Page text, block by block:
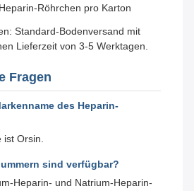
Röhrchen pro Karton
Standard-Bodenversand mit
Lieferzeit von 3-5 Werktagen.
Fragen
des Heparin-
ist Orsin.
sind verfügbar?
Heparin- und Natrium-Heparin-